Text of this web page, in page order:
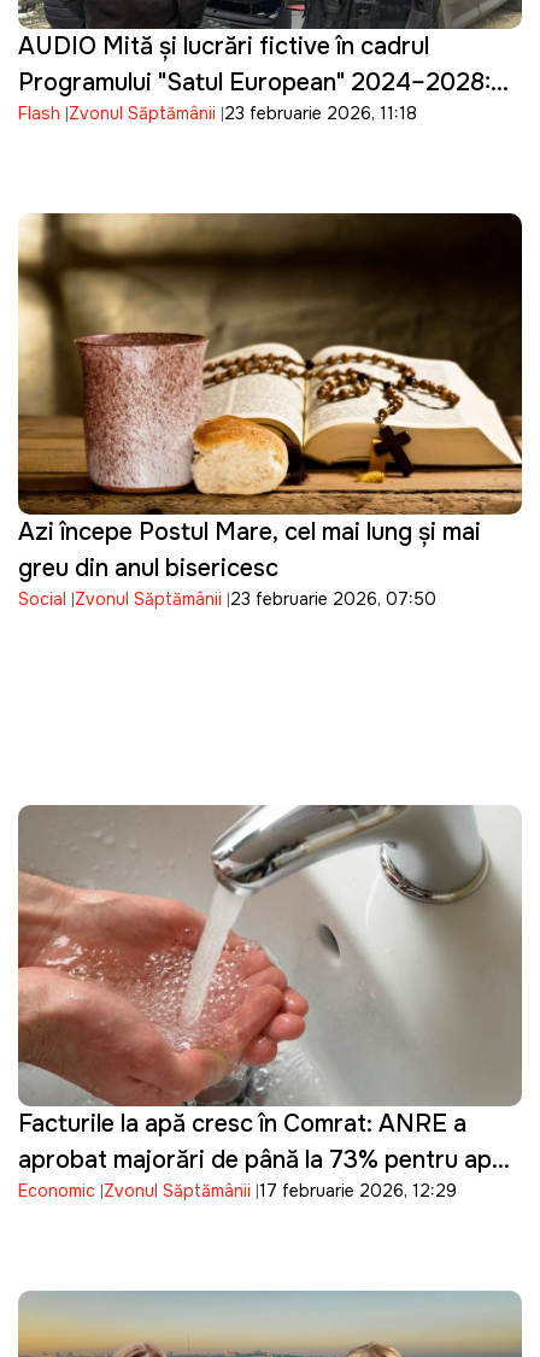
AUDIO Mită și lucrări fictive în cadrul
Programului "Satul European" 2024–2028:
Cinci persoane, reţinute de CNA
Flash Zvonul Săptămânii 23 februarie 2026, 11:18
Azi începe Postul Mare, cel mai lung și mai
greu din anul bisericesc
Social Zvonul Săptămânii 23 februarie 2026, 07:50
Facturile la apă cresc în Comrat: ANRE a
aprobat majorări de până la 73% pentru apa
tehnologică
Economic Zvonul Săptămânii 17 februarie 2026, 12:29